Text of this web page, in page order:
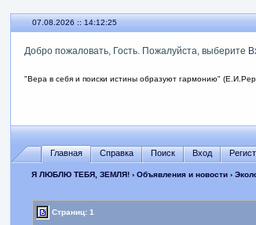
07.08.2026 :: 14:12:25
Добро пожаловать, Гость. Пожалуйста, выберите
"Вера в себя и поиски истины образуют гармонию"
Главная Справка Поиск Вход
Я ЛЮБЛЮ ТЕБЯ, ЗЕМЛЯ! ›Объявления и новости ›
Страниц: 1